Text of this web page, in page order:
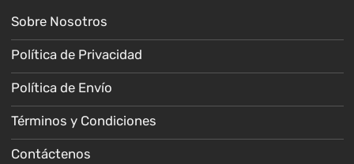
Sobre Nosotros
Política de Privacidad
Política de Envío
Términos y Condiciones
Contáctenos